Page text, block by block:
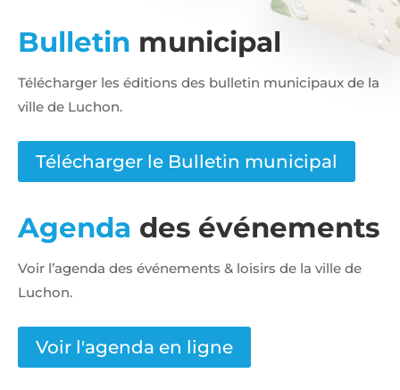
Bulletin municipal
Télécharger les éditions des bulletin municipaux de la
ville de Luchon.
Télécharger le Bulletin municipal
Agenda des événements
Voir l’agenda des événements & loisirs de la ville de
Luchon.
Voir l'agenda en ligne